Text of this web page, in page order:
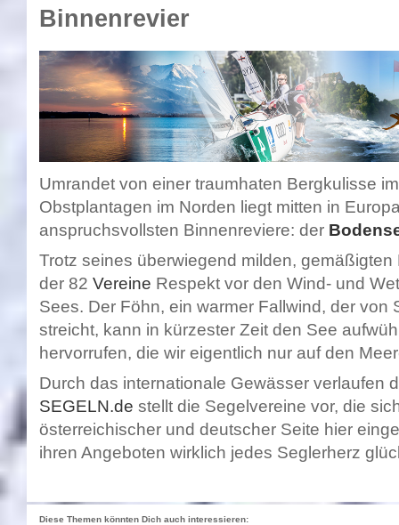
Binnenrevier
Umrandet von einer traumhaten Bergkulisse
Obstplantagen im Norden liegt mitten in
anspruchsvollsten Binnenreviere: der
Trotz seines überwiegend milden,
der 82 Vereine Respekt vor den Wind- und
Sees. Der Föhn, ein warmer Fallwind, der von
streicht, kann in kürzester Zeit den See
hervorrufen, die wir eigentlich nur auf den
Durch das internationale Gewässer verlaufen
SEGELN.de stellt die Segelvereine vor, die
österreichischer und deutscher Seite hier
ihren Angeboten wirklich jedes Seglerherz
Diese Themen könnten Dich auch interessieren: